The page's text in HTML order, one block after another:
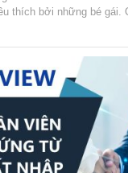
thích bởi những bé gái.